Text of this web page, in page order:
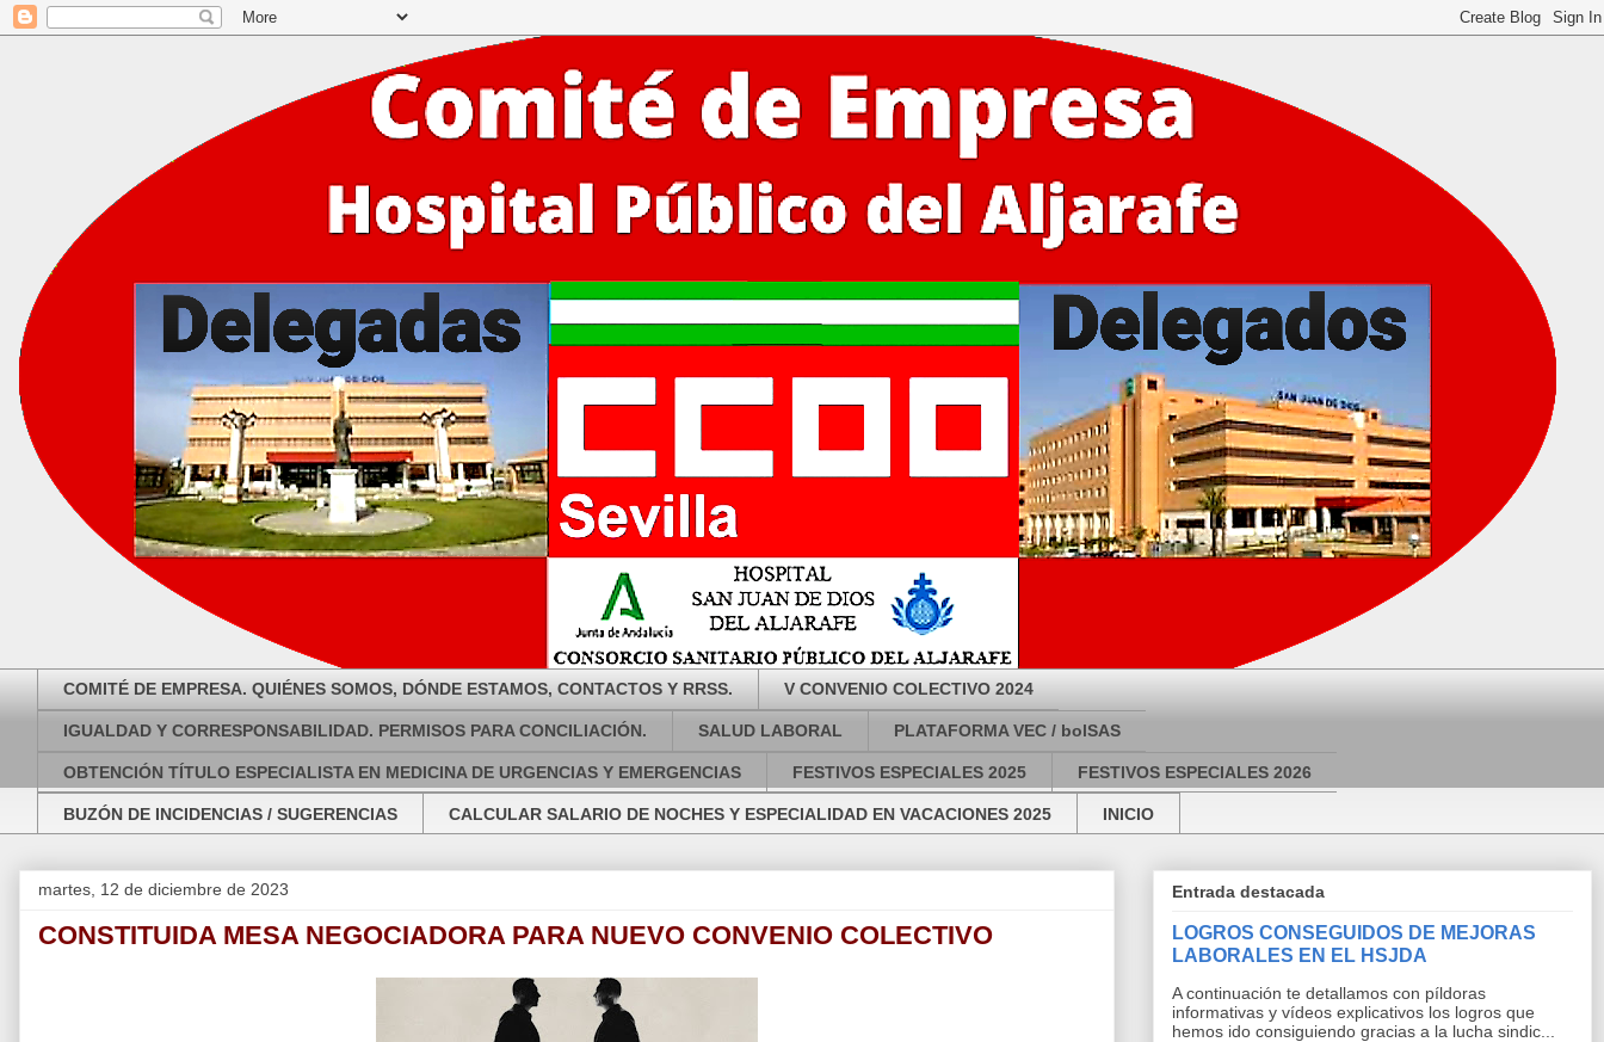
COMITÉ DE EMPRESA. QUIÉNES SOMOS, DÓNDE ESTAMOS, CONTACTOS Y RRSS. V CONVENIO COLECTIVO 2024
IGUALDAD Y CORRESPONSABILIDAD. PERMISOS PARA CONCILIACIÓN. SALUD LABORAL PLATAFORMA VEC / bolSAS
OBTENCIÓN TÍTULO ESPECIALISTA EN MEDICINA DE URGENCIAS Y EMERGENCIAS FESTIVOS ESPECIALES 2025 FESTIVOS ESPECIALES 2026
BUZÓN DE INCIDENCIAS / SUGERENCIAS CALCULAR SALARIO DE NOCHES Y ESPECIALIDAD EN VACACIONES 2025 INICIO
martes, 12 de diciembre de 2023
CONSTITUIDA MESA NEGOCIADORA PARA NUEVO CONVENIO COLECTIVO
Entrada destacada
LOGROS CONSEGUIDOS DE MEJORAS
LABORALES EN EL HSJDA
A continuación te detallamos con píldoras
informativas y vídeos explicativos los logros que
hemos ido consiguiendo gracias a la lucha sindic...